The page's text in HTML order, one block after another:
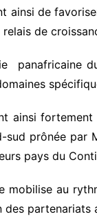
ainsi de
de
panafricaine
ainsi
sud prônée par
pays du
mobilise au
partenariats